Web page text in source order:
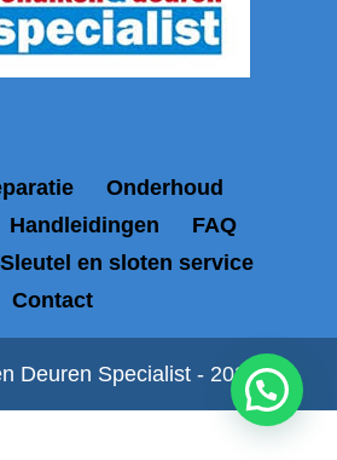
Onderhoud
Handleidingen
FAQ
Sleutel en sloten service
Contact
Deuren Specialist - 2026